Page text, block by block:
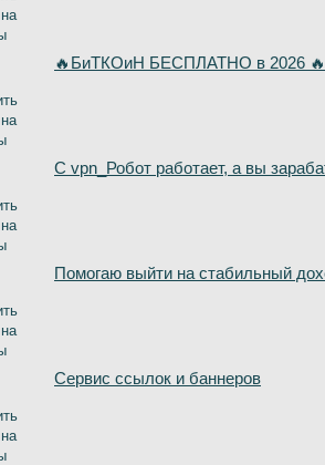
🔥БиТКОиН БЕСПЛАТНО в 2026 🔥
С vpn_Робот работает, а вы
Помогаю выйти на стабильный
Сервис ссылок и баннеров